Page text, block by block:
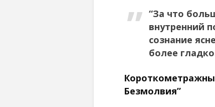
“За что
внутренний
сознание
более
Безмолвия”